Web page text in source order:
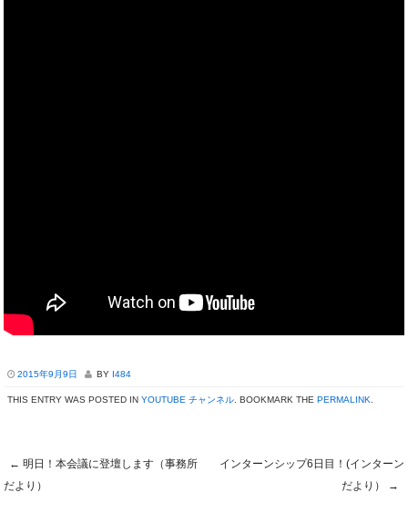
2015年9月9日 BY I484
THIS ENTRY WAS POSTED IN YOUTUBE チャンネル . BOOKMARK THE PERMALINK
Post navigation
← 明日！本会議に登壇します（事務所
だより）
インターンシップ6日目！(インターン
だより）
→